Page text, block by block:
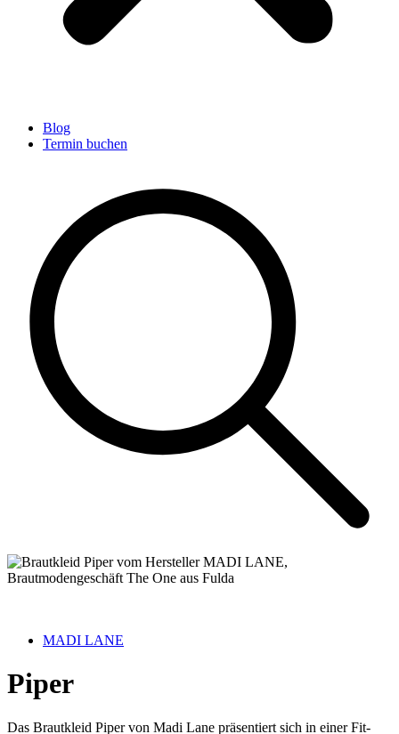
Blog
Termin buchen
MADI LANE
Piper
Das Brautkleid Piper von Madi Lane präsentiert sich in einer Fit-